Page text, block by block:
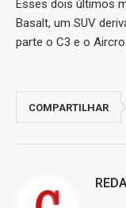
Esses dois últimos
Basalt, um SUV
parte o C3 e o
COMPARTILHAR